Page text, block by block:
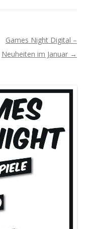
Games Night Digital –
Neuheiten im Januar →